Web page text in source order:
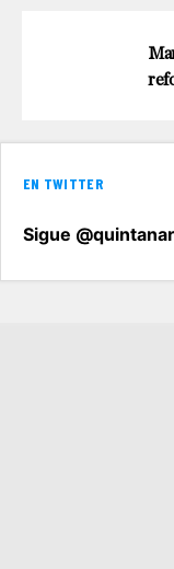
EN TWITTER
Sigue